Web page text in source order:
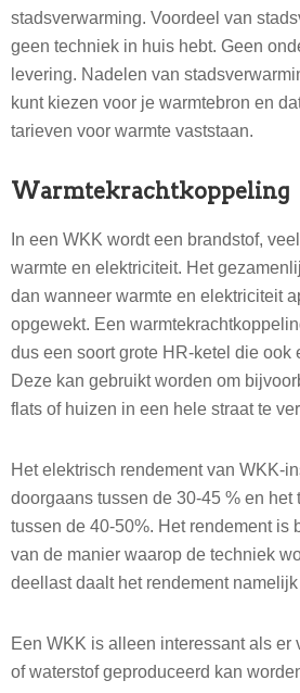
stadsverwarming. Voordeel van
geen techniek in huis hebt. Geen
levering. Nadelen van
kunt kiezen voor je warmtebron en
tarieven voor warmte vaststaan.
Warmtekrachtkoppeling
In een WKK wordt een brandstof,
warmte en elektriciteit. Het
dan wanneer warmte en elektriciteit
opgewekt. Een
dus een soort grote HR-ketel die ook
Deze kan gebruikt worden om
flats of huizen in een hele straat te
Het elektrisch rendement van WKK-
doorgaans tussen de 30-45 % en het
tussen de 40-50%. Het rendement is
van de manier waarop de techniek
deellast daalt het rendement
Een WKK is alleen interessant als er
of waterstof geproduceerd kan